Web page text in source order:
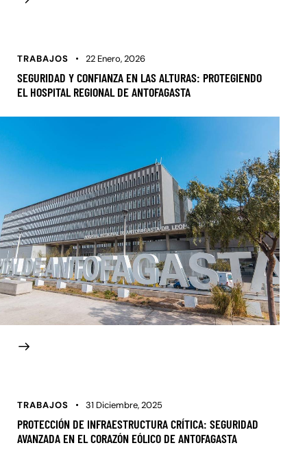
TRABAJOS 22 Enero, 2026
SEGURIDAD Y CONFIANZA EN LAS ALTURAS: PROTEGIENDO
EL HOSPITAL REGIONAL DE ANTOFAGASTA
TRABAJOS 31 Diciembre, 2025
PROTECCIÓN DE INFRAESTRUCTURA CRÍTICA: SEGURIDAD
AVANZADA EN EL CORAZÓN EÓLICO DE ANTOFAGASTA